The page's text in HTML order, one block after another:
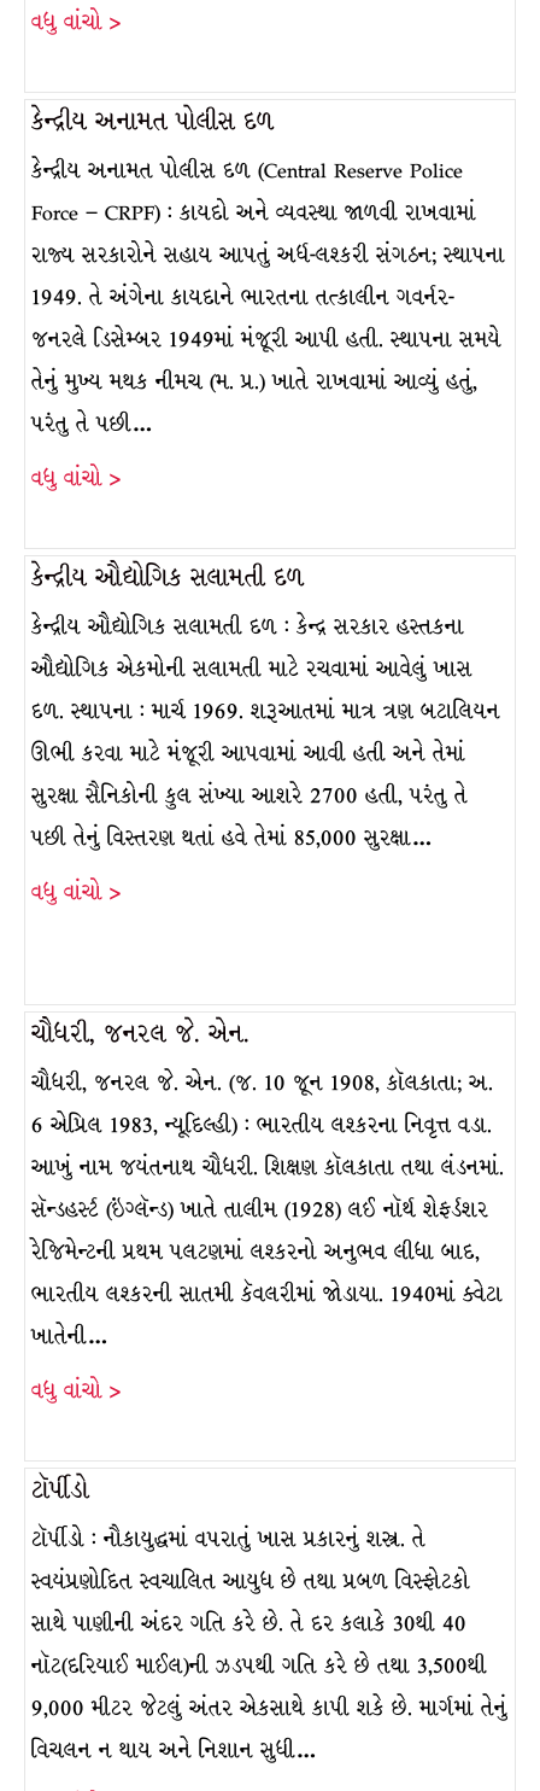
વધુ વાંચો >
કેન્દ્રીય અનામત પોલીસ દળ
કેન્દ્રીય અનામત પોલીસ દળ (Central Reserve Police
Force – CRPF) : કાયદો અને વ્યવસ્થા જાળવી રાખવામાં
રાજ્ય સરકારોને સહાય આપતું અર્ધ-લશ્કરી સંગઠન; સ્થાપના
1949. તે અંગેના કાયદાને ભારતના તત્કાલીન ગવર્નર-
જનરલે ડિસેમ્બર 1949માં મંજૂરી આપી હતી. સ્થાપના સમયે
તેનું મુખ્ય મથક નીમચ (મ. પ્ર.) ખાતે રાખવામાં આવ્યું હતું,
પરંતુ તે પછી…
વધુ વાંચો >
કેન્દ્રીય ઔદ્યોગિક સલામતી દળ
કેન્દ્રીય ઔદ્યોગિક સલામતી દળ : કેન્દ્ર સરકાર હસ્તકના
ઔદ્યોગિક એકમોની સલામતી માટે રચવામાં આવેલું ખાસ
દળ. સ્થાપના : માર્ચ 1969. શરૂઆતમાં માત્ર ત્રણ બટાલિયન
ઊભી કરવા માટે મંજૂરી આપવામાં આવી હતી અને તેમાં
સુરક્ષા સૈનિકોની કુલ સંખ્યા આશરે 2700 હતી, પરંતુ તે
પછી તેનું વિસ્તરણ થતાં હવે તેમાં 85,000 સુરક્ષા…
વધુ વાંચો >
ચૌધરી, જનરલ જે. એન.
ચૌધરી, જનરલ જે. એન. (જ. 10 જૂન 1908, કૉલકાતા; અ.
6 એપ્રિલ 1983, ન્યૂદિલ્હી) : ભારતીય લશ્કરના નિવૃત્ત વડા.
આખું નામ જયંતનાથ ચૌધરી. શિક્ષણ કૉલકાતા તથા લંડનમાં.
સૅન્ડહર્સ્ટ (ઇંગ્લૅન્ડ) ખાતે તાલીમ (1928) લઈ નૉર્થ શેફર્ડશર
રેજિમેન્ટની પ્રથમ પલટણમાં લશ્કરનો અનુભવ લીધા બાદ,
ભારતીય લશ્કરની સાતમી કૅવલરીમાં જોડાયા. 1940માં ક્વેટા
ખાતેની…
વધુ વાંચો >
ટૉર્પીડો
ટૉર્પીડો : નૌકાયુદ્ધમાં વપરાતું ખાસ પ્રકારનું શસ્ત્ર. તે
સ્વયંપ્રણોદિત સ્વચાલિત આયુધ છે તથા પ્રબળ વિસ્ફોટકો
સાથે પાણીની અંદર ગતિ કરે છે. તે દર કલાકે 30થી 40
નૉટ(દરિયાઈ માઈલ)ની ઝડપથી ગતિ કરે છે તથા 3,500થી
9,000 મીટર જેટલું અંતર એકસાથે કાપી શકે છે. માર્ગમાં તેનું
વિચલન ન થાય અને નિશાન સુધી…